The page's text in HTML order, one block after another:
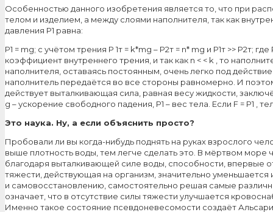
Особенностью данного изобретения является то, что при
телом и изделием, а между слоями наполнителя, так как
давления Р1 равна:
Р1 = mg; с учётом трения Р 1т = k*mg – Р2т = n* mg и Р1т >> Р2т;
коэффициент внутреннего трения, и так как n < < k , то
наполнителя, оставаясь постоянным, очень легко под
наполнитель передаётся во все стороны равномерно. И
действует выталкивающая сила, равная весу жидкости,
g – ускорение свободного падения, Р1 – вес тела. Если F = Р1 ,
Это наука. Ну, а если объяснить просто?
Пробовали ли вы когда-нибудь поднять на руках взрослого
выше плотность воды, тем легче сделать это. В мёртвом море
благодаря выталкивающей силе воды, способности, впервые
тяжести, действующая на организм, значительно уменьшается
и самовосстановлению, самостоятельно решая самые
означает, что в отсутствие силы тяжести улучшается
Именно такое состояние псевдоневесомости создаёт